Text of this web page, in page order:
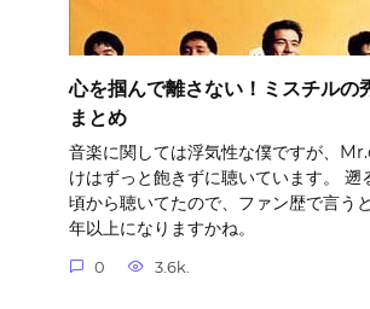
心を掴んで離さない！ミスチルの
まとめ
音楽に関しては浮気性な僕ですが、
けはずっと飽きずに聴いています。 遡
頃から聴いてたので、ファン歴で言う
年以上になりますかね。
0 3.6k.